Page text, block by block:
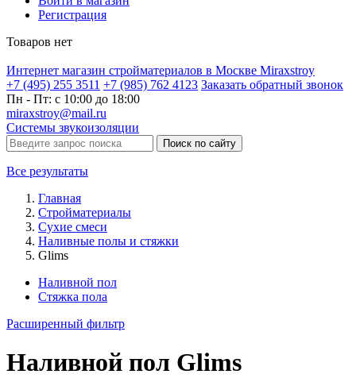
Регистрация
Товаров нет
Интернет магазин стройматериалов в Москве Miraxstroy
+7 (495) 255 3511 +7 (985) 762 4123 Заказать обратный звонок
Пн - Пт: с 10:00 до 18:00
miraxstroy@mail.ru
Системы звукоизоляции
Поиск по сайту
Все результаты
Главная
Стройматериалы
Сухие смеси
Наливные полы и стяжки
Glims
Наливной пол
Стяжка пола
Расширенный фильтр
Наливной пол Glims